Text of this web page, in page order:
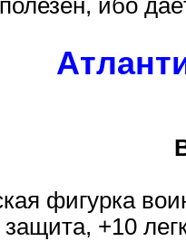
полезен, ибо
фигурка
+10